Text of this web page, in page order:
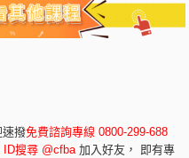
速撥免費諮詢專線 0800-299-688
ID搜尋 @cfba加入好友， 即有專